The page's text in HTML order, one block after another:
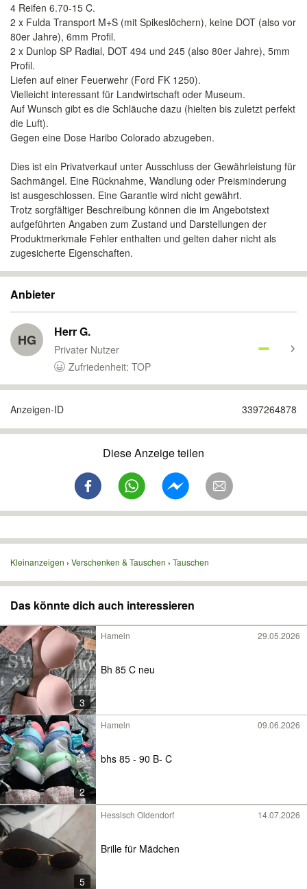
4 Reifen 6.70-15 C.
2 x Fulda Transport M+S (mit Spikeslöchern), keine DOT (also vor
80er Jahre), 6mm Profil.
2 x Dunlop SP Radial, DOT 494 und 245 (also 80er Jahre), 5mm
Profil.
Liefen auf einer Feuerwehr (Ford FK 1250).
Vielleicht interessant für Landwirtschaft oder Museum.
Auf Wunsch gibt es die Schläuche dazu (hielten bis zuletzt perfekt
die Luft).
Gegen eine Dose Haribo Colorado abzugeben.
Dies ist ein Privatverkauf unter Ausschluss der Gewährleistung für
Sachmängel. Eine Rücknahme, Wandlung oder Preisminderung
ist ausgeschlossen. Eine Garantie wird nicht gewährt.
Trotz sorgfältiger Beschreibung können die im Angebotstext
aufgeführten Angaben zum Zustand und Darstellungen der
Produktmerkmale Fehler enthalten und gelten daher nicht als
zugesicherte Eigenschaften.
Anbieter
HG Herr G.
Privater Nutzer
Zufriedenheit: TOP
Anzeigen-ID 3397264878
Diese Anzeige teilen
Kleinanzeigen Verschenken & Tauschen Tauschen
Das könnte dich auch interessieren
3
Hameln 29.05.2026
Bh 85 C neu
2
Hameln 09.06.2026
bhs 85 - 90 B- C
5
Hessisch Oldendorf 14.07.2026
Brille für Mädchen